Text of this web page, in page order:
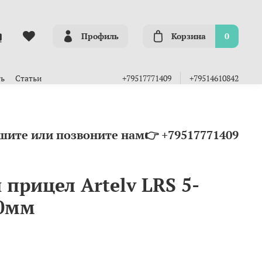
Профиль Корзина 0
Статьи +79517771409 +79514610842
или позвоните нам👉 +79517771409
Artelv LRS 5-